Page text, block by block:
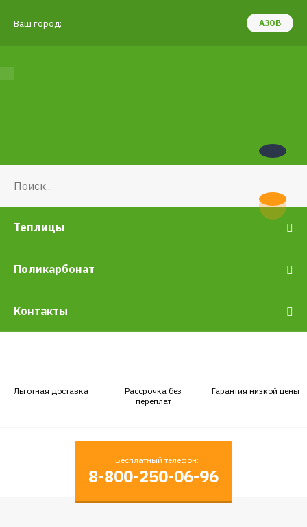
Ваш город: АЗОВ
Теплицы
Поликарбонат
Контакты
Льготная доставка
Рассрочка без
переплат
Гарантия низкой цены
Бесплатный телефон:
8-800-250-06-96